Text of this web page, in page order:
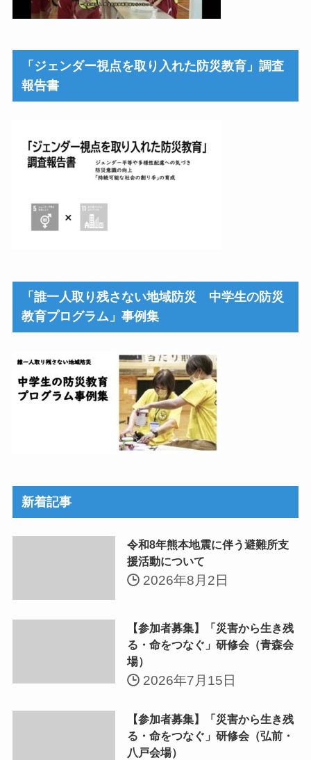
「ジェンダー視点を取り入れた防災教育」調査
報告書
「誰一人取り残さない地域防災 中学生の防災
教育プログラム」事例集
新着記事
令和8年熊本地震に伴う避難所支
援活動について
2026年8月2日
【参加者募集】「災害から生き残
る・命をつなぐ」研修会（青森会
場）
2026年7月15日
【参加者募集】「災害から生き残
る・命をつなぐ」研修会（弘前・
八戸会場）